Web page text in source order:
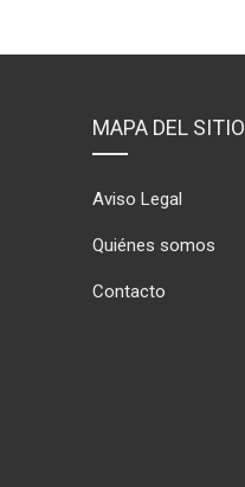
MAPA DEL SITIO
Aviso Legal
Quiénes somos
Contacto